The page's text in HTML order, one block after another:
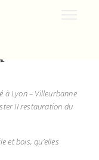
à Lyon – Villeurbanne
II restauration du
et bois, qu’elles